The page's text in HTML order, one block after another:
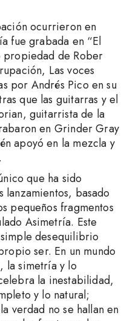
ocurrieron en
fue grabada en “El
propiedad de Rober
Las voces
por Andrés Pico en su
que las guitarras y el
guitarrista de la
en Grinder Gray
apoyó en la mezcla y
que ha sido
lanzamientos, basado
pequeños fragmentos
Asimetría. Este
desequilibrio
ser. En un mundo
la simetría y lo
la inestabilidad,
y lo natural;
verdad no se hallan en